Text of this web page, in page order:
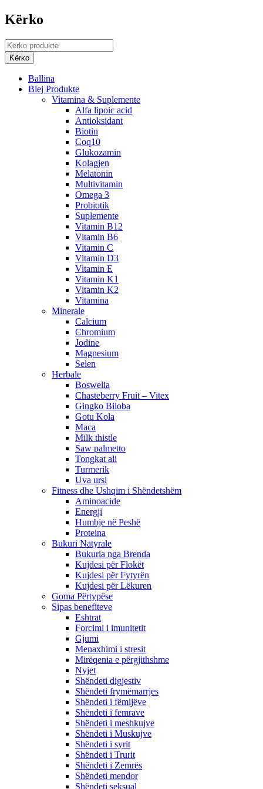
Kërko
Ballina
Blej Produkte
Vitamina & Suplemente
Alfa lipoic acid
Antioksidant
Biotin
Coq10
Glukozamin
Kolagjen
Melatonin
Multivitamin
Omega 3
Probiotik
Suplemente
Vitamin B12
Vitamin B6
Vitamin C
Vitamin D3
Vitamin E
Vitamin K1
Vitamin K2
Vitamina
Minerale
Calcium
Chromium
Jodine
Magnesium
Selen
Herbale
Boswelia
Chasteberry Fruit – Vitex
Gingko Biloba
Gotu Kola
Maca
Milk thistle
Saw palmetto
Tongkat ali
Turmerik
Uva ursi
Fitness dhe Ushqim i Shëndetshëm
Aminoacide
Energji
Humbje në Peshë
Proteina
Bukuri Natyrale
Bukuria nga Brenda
Kujdesi për Flokët
Kujdesi për Fytyrën
Kujdesi për Lëkuren
Goma Përtypëse
Sipas benefiteve
Eshtrat
Forcimi i imunitetit
Gjumi
Menaxhimi i stresit
Mirëqenia e përgjithshme
Nyjet
Shëndeti digjestiv
Shëndeti frymëmarrjes
Shëndeti i fëmijëve
Shëndeti i femrave
Shëndeti i meshkujve
Shëndeti i Muskujve
Shëndeti i syrit
Shëndeti i Trurit
Shëndeti i Zemrës
Shëndeti mendor
Shëndeti seksual